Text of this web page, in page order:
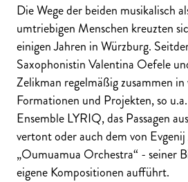
Die Wege der beiden musikalisch
umtriebigen Menschen kreuzten
einigen Jahren in Würzburg.
Saxophonistin Valentina Oefele
Zelikman regelmäßig zusammen in
Formationen und Projekten, so
Ensemble LYRIQ, das Passagen
vertont oder auch dem von
„Oumuamua Orchestra“ - seiner
eigene Kompositionen aufführt.